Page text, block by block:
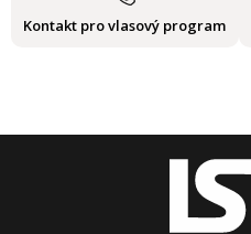
Kontakt pro vlasový program